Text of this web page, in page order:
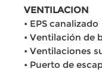
VENTILACION
• EPS canalizado
• Ventilación de
• Ventilaciones
• Puerto de